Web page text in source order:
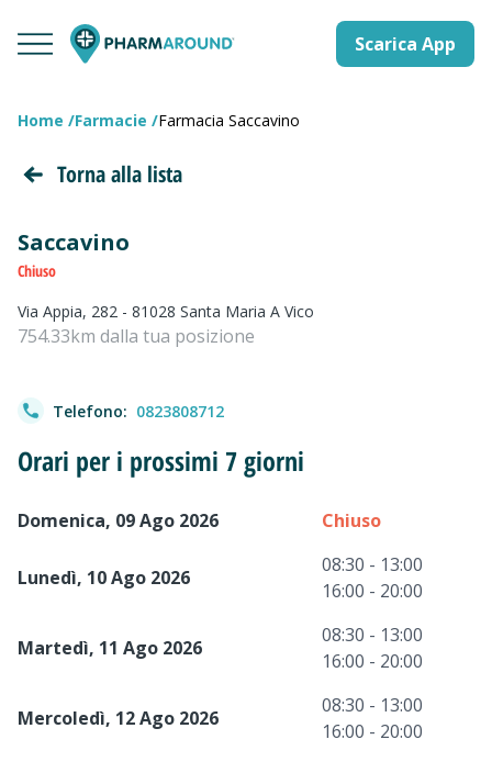
Scarica App
Home Farmacie Farmacia Saccavino
Torna alla lista
Saccavino
Chiuso
Via Appia, 282 - 81028 Santa Maria A Vico
754.33km dalla tua posizione
Telefono: 0823808712
Orari per i prossimi 7 giorni
Domenica, 09 Ago 2026 Chiuso
Lunedì, 10 Ago 2026
08:30 - 13:00
16:00 - 20:00
Martedì, 11 Ago 2026
08:30 - 13:00
16:00 - 20:00
Mercoledì, 12 Ago 2026
08:30 - 13:00
16:00 - 20:00